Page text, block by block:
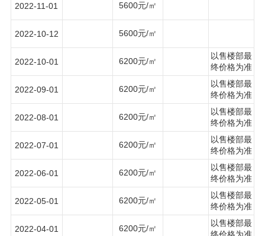
2022-11-01 5600元/㎡
2022-10-12 5600元/㎡
2022-10-01 6200元/㎡
以售楼部最
终价格为准
2022-09-01 6200元/㎡
以售楼部最
终价格为准
2022-08-01 6200元/㎡
以售楼部最
终价格为准
2022-07-01 6200元/㎡
以售楼部最
终价格为准
2022-06-01 6200元/㎡
以售楼部最
终价格为准
2022-05-01 6200元/㎡
以售楼部最
终价格为准
2022-04-01 6200元/㎡
以售楼部最